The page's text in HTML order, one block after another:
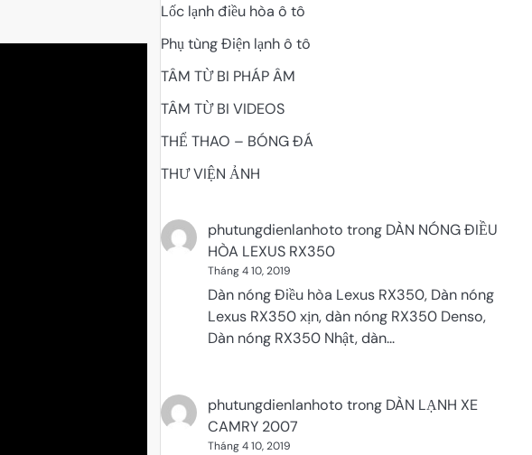
Lốc lạnh điều hòa ô tô
Phụ tùng Điện lạnh ô tô
TÂM TỪ BI PHÁP ÂM
TÂM TỪ BI VIDEOS
THỂ THAO – BÓNG ĐÁ
THƯ VIỆN ẢNH
phutungdienlanhoto trong DÀN NÓNG ĐIỀU
HÒA LEXUS RX350
Tháng 4 10, 2019
Dàn nóng Điều hòa Lexus RX350, Dàn nóng
Lexus RX350 xịn, dàn nóng RX350 Denso,
Dàn nóng RX350 Nhật, dàn…
phutungdienlanhoto trong DÀN LẠNH XE
CAMRY 2007
Tháng 4 10, 2019